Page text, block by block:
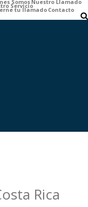
Somos Nuestro Llamado
Servicio
tu llamado Contacto
Rica